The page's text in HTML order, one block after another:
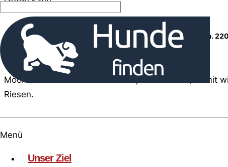
Menü
Unser Ziel
Die Kosten für Solomon’s Untersuchung belaufen sich auf ca.
Möchten Sie Solomon mit Ihrer Spende helfen, damit
Riesen.